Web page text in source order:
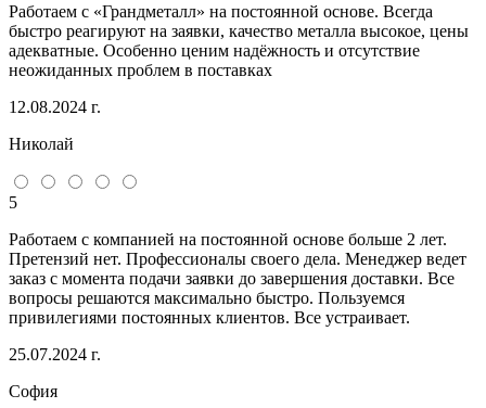
Работаем с «Грандметалл» на постоянной основе. Всегда
быстро реагируют на заявки, качество металла высокое, цены
адекватные. Особенно ценим надёжность и отсутствие
неожиданных проблем в поставках
12.08.2024 г.
Николай
5
Работаем с компанией на постоянной основе больше 2 лет.
Претензий нет. Профессионалы своего дела. Менеджер ведет
заказ с момента подачи заявки до завершения доставки. Все
вопросы решаются максимально быстро. Пользуемся
привилегиями постоянных клиентов. Все устраивает.
25.07.2024 г.
София